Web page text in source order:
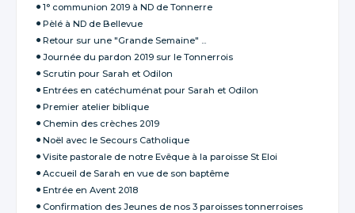
1° communion 2019 à ND de Tonnerre
Pèlé à ND de Bellevue
Retour sur une "Grande Semaine" ...
Journée du pardon 2019 sur le Tonnerrois
Scrutin pour Sarah et Odilon
Entrées en catéchuménat pour Sarah et Odilon
Premier atelier biblique
Chemin des crèches 2019
Noël avec le Secours Catholique
Visite pastorale de notre Evêque à la paroisse St Eloi
Accueil de Sarah en vue de son baptême
Entrée en Avent 2018
Confirmation des Jeunes de nos 3 paroisses tonnerroises